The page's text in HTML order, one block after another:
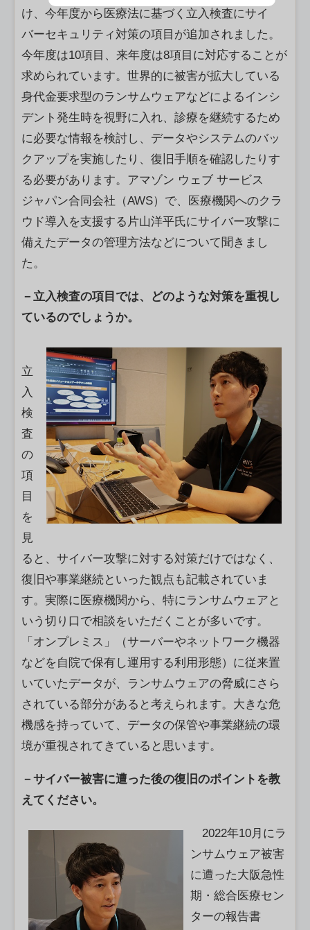
け、今年度から医療法に基づく立入検査にサイ
バーセキュリティ対策の項目が追加されました。
今年度は10項目、来年度は8項目に対応することが
求められています。世界的に被害が拡大している
身代金要求型のランサムウェアなどによるインシ
デント発生時を視野に入れ、診療を継続するため
に必要な情報を検討し、データやシステムのバッ
クアップを実施したり、復旧手順を確認したりす
る必要があります。アマゾン ウェブ サービス
ジャパン合同会社（AWS）で、医療機関へのクラ
ウド導入を支援する片山洋平氏にサイバー攻撃に
備えたデータの管理方法などについて聞きまし
た。
－立入検査の項目では、どのような対策を重視し
ているのでしょうか。
立
入
検
査
の
項
目
を
見
ると、サイバー攻撃に対する対策だけではなく、
復旧や事業継続といった観点も記載されていま
す。実際に医療機関から、特にランサムウェアと
いう切り口で相談をいただくことが多いです。
「オンプレミス」（サーバーやネットワーク機器
などを自院で保有し運用する利用形態）に従来置
いていたデータが、ランサムウェアの脅威にさら
されている部分があると考えられます。大きな危
機感を持っていて、データの保管や事業継続の環
境が重視されてきていると思います。
－サイバー被害に遭った後の復旧のポイントを教
えてください。
2022年10月にラ
ンサムウェア被害
に遭った大阪急性
期・総合医療セン
ターの報告書